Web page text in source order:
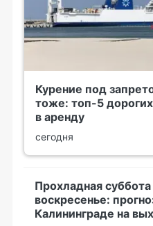
Курение под
тоже: топ-5
в аренду
сегодня
Прохладная
воскресенье:
Калининграде на